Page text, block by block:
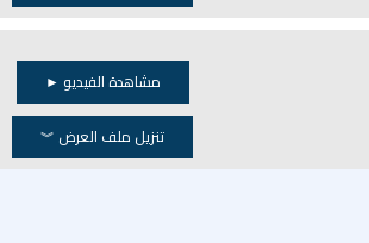
مشاهدة الفيديو ►
تنزيل ملف العرض ︾